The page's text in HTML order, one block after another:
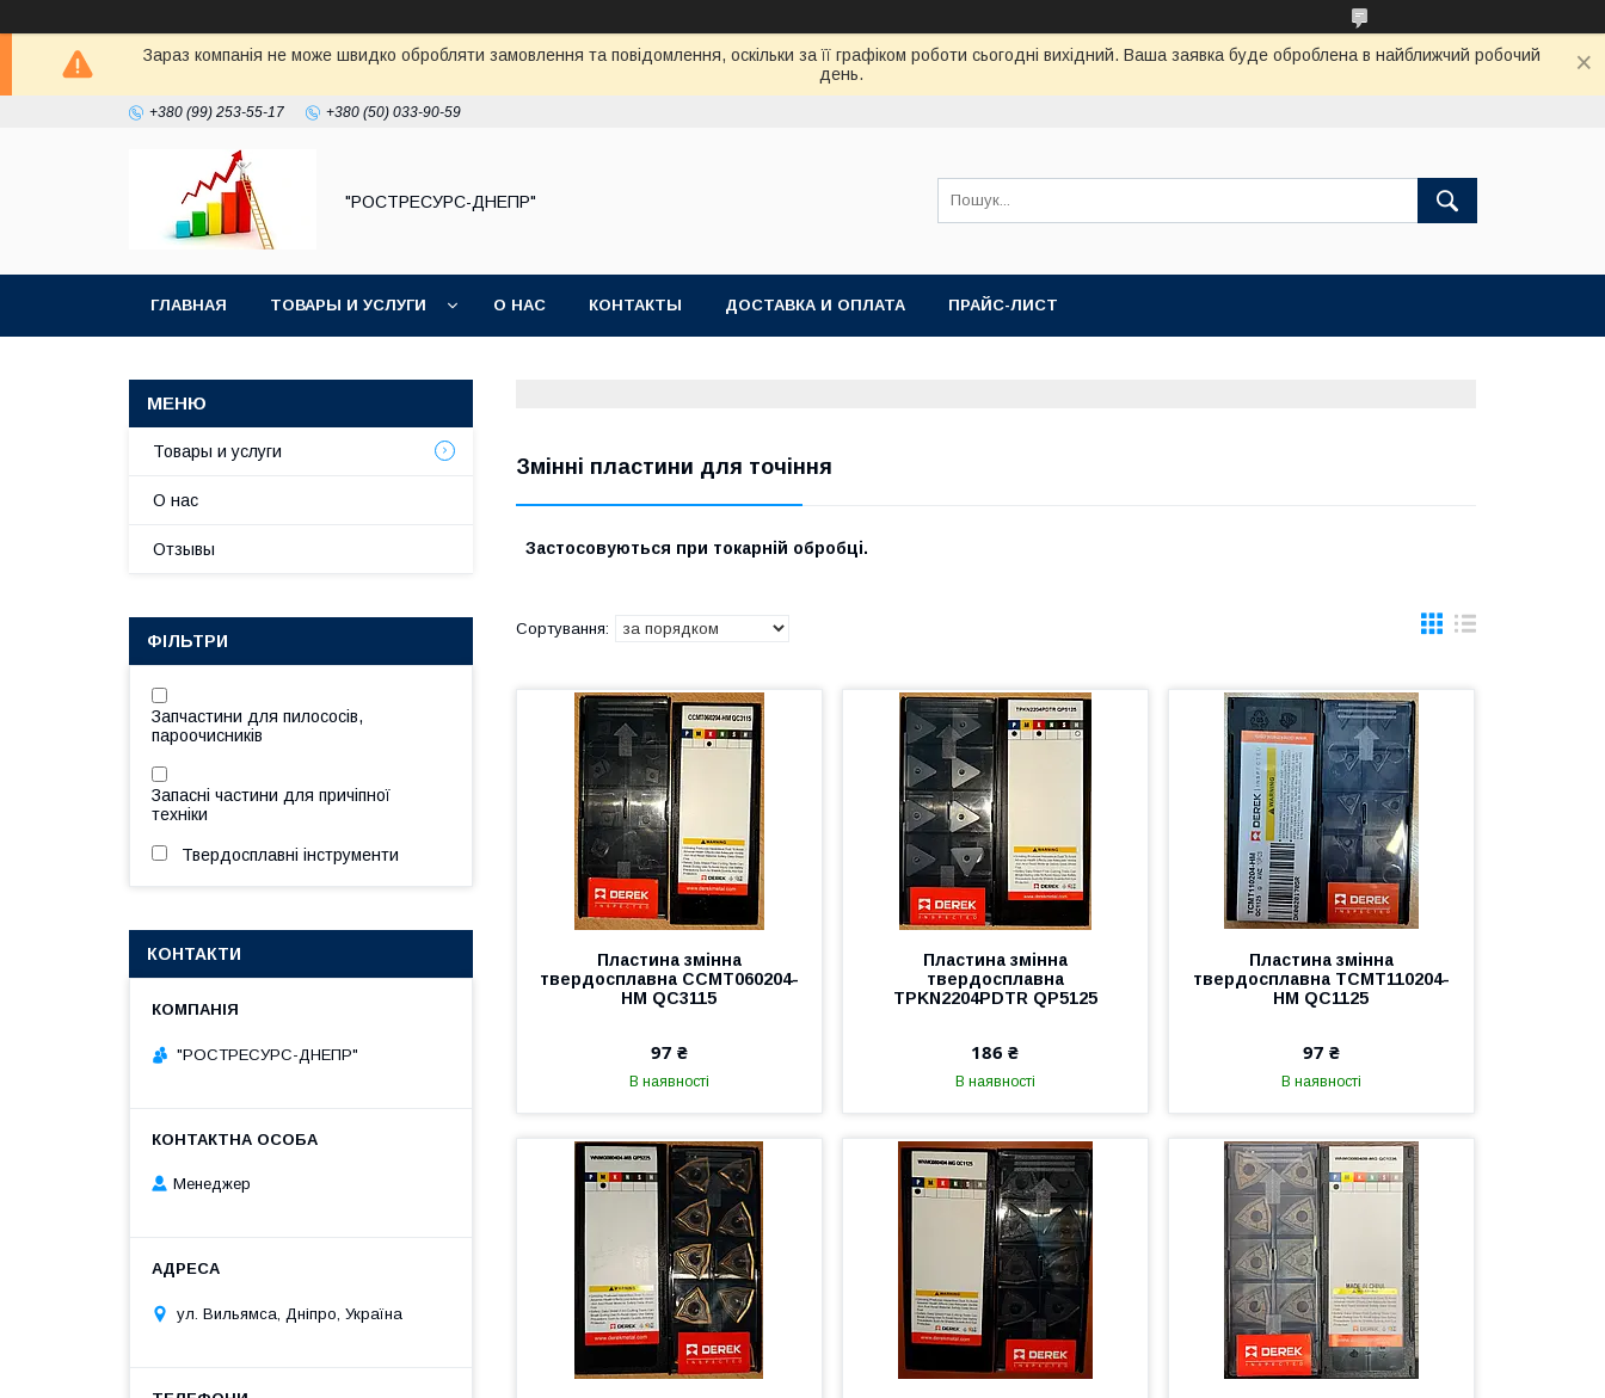
Зараз компанія не може швидко обробляти замовлення та повідомлення, оскільки за її графіком роботи сьогодні вихідний. Ваша заявка буде оброблена в найближчий робочий
день.
+380 (99) 253-55-17 +380 (50) 033-90-59
"РОСТРЕСУРС-ДНЕПР"
ГЛАВНАЯ ТОВАРЫ И УСЛУГИ О НАС КОНТАКТЫ ДОСТАВКА И ОПЛАТА ПРАЙС-ЛИСТ
Змінні пластини для точіння
Застосовуються при токарній обробці.
Пластина змінна
твердосплавна CCMT060204-
HM QC3115
97 ₴
В наявності
Пластина змінна
твердосплавна
TPKN2204PDTR QP5125
186 ₴
В наявності
Пластина змінна
твердосплавна TCMT110204-
HM QC1125
97 ₴
В наявності
Товары и услуги
О нас
Отзывы
ФІЛЬТРИ
Запчастини для пилососів,
пароочисників
Запасні частини для причіпної
техніки
Твердосплавні інструменти
КОНТАКТИ
"РОСТРЕСУРС-ДНЕПР"
Менеджер
ул. Вильямса, Дніпро, Україна